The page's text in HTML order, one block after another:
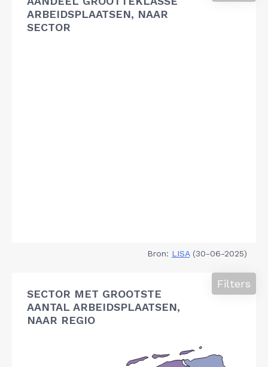
ARBEIDSPLAATSEN, NAAR
SECTOR
Bron: LISA(30-06-2025)
SECTOR MET GROOTSTE
AANTAL ARBEIDSPLAATSEN,
NAAR REGIO
Filters